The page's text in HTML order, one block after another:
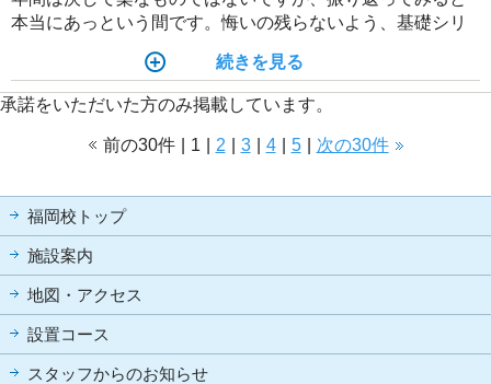
本当にあっという間です。悔いの残らないよう、基礎シリ
続きを見る
承諾をいただいた方のみ掲載しています。
前の30件 1 2 3 4 5 次の30件
福岡校トップ
施設案内
地図・アクセス
設置コース
スタッフからのお知らせ